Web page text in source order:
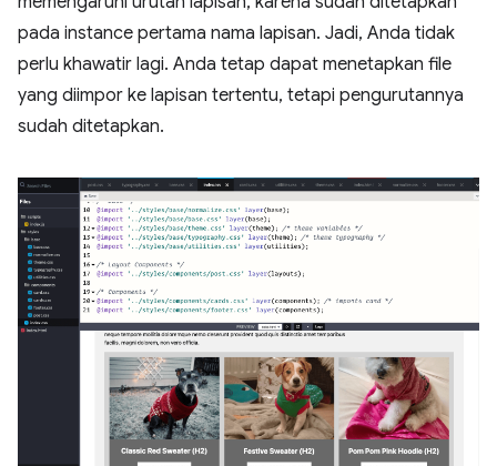
pada instance pertama nama lapisan. Jadi, Anda tidak
perlu khawatir lagi. Anda tetap dapat menetapkan file
yang diimpor ke lapisan tertentu, tetapi pengurutannya
sudah ditetapkan.